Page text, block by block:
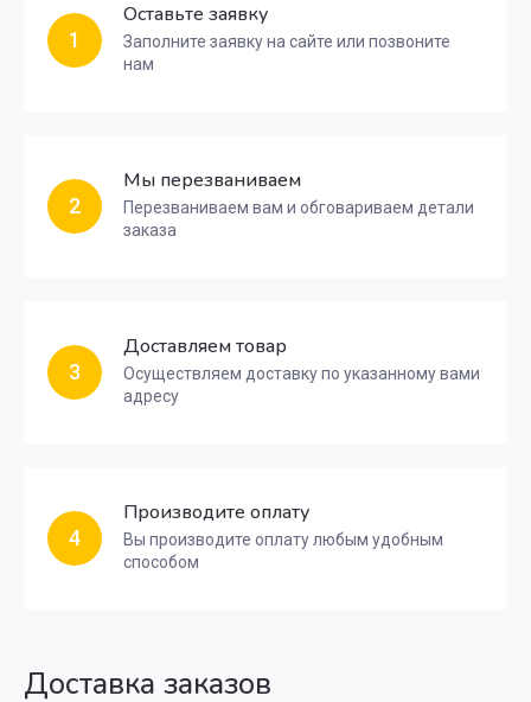
1
Оставьте заявку
Заполните заявку на сайте или позвоните
нам
2
Мы перезваниваем
Перезваниваем вам и обговариваем детали
заказа
3
Доставляем товар
Осуществляем доставку по указанному вами
адресу
4
Производите оплату
Вы производите оплату любым удобным
способом
Доставка заказов